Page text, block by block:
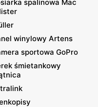
spalinowa Mac
winylowy Artens
sportowa GoPro
śmietankowy